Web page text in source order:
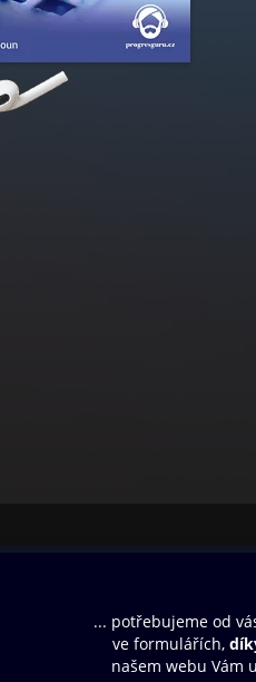
Aplikace a hry
SMS/MMS Info
Blog